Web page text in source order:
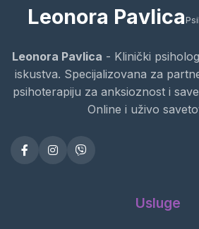
Leonora Pavlica
Leonora Pavlica - Klinički
iskustva. Specijalizovana za
psihoterapiju za anksioznost i
Online i uživo
Usluge